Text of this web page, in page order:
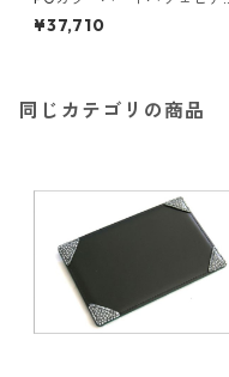
ダイヤモンド ジュエリー ア
セサリー レディース
¥37,710
同じカテゴリの商品